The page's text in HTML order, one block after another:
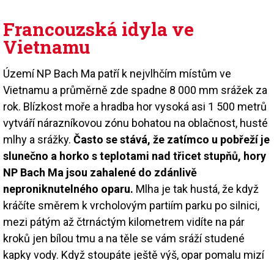
Francouzská idyla ve
Vietnamu
Území NP Bach Ma patří k nejvlhčím místům ve
Vietnamu a průměrně zde spadne 8 000 mm srážek za
rok. Blízkost moře a hradba hor vysoká asi 1 500 metrů
vytváří nárazníkovou zónu bohatou na oblačnost, husté
mlhy a srážky. Často se stává, že zatímco u pobřeží je
slunečno a horko s teplotami nad třicet stupňů, hory
NP Bach Ma jsou zahalené do zdánlivě
neproniknutelného oparu. Mlha je tak hustá, že když
kráčíte směrem k vrcholovým partiím parku po silnici,
mezi pátým až čtrnáctým kilometrem vidíte na pár
kroků jen bílou tmu a na těle se vám sráží studené
kapky vody. Když stoupáte ještě výš, opar pomalu mizí